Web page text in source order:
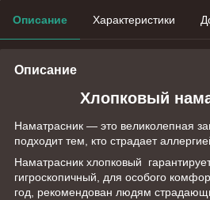
Описание Характеристики
Описание
Хлопковый
Наматрасник — это великолепная
подходит тем, кто страдает
Наматрасник хлопковый
гигроскопичный, для особого
год, рекомендован людям